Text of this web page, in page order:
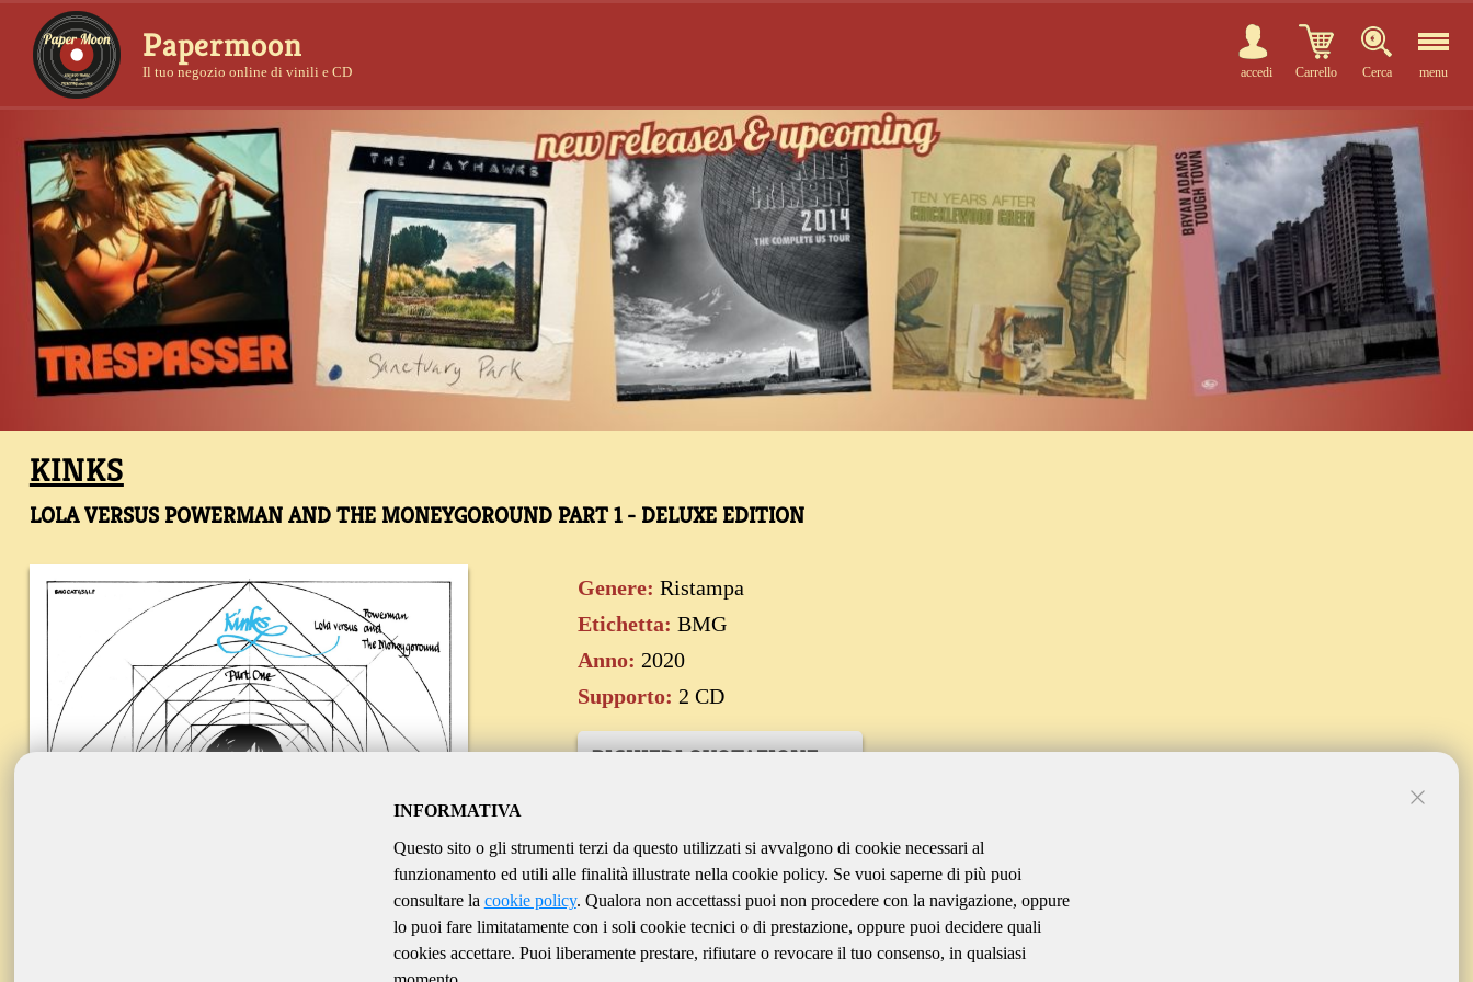
Papermoon
Il tuo negozio online di vinili e CD accedi Carrello Cerca menu
KINKS
LOLA VERSUS POWERMAN AND THE MONEYGOROUND PART 1 - DELUXE EDITION
Genere: Ristampa
Etichetta: BMG
Anno: 2020
Supporto: 2 CD
RICHIEDI QUOTAZIONE
CONTATTACI
INFORMATIVA
Questo sito o gli strumenti terzi da questo utilizzati si avvalgono di cookie necessari al
funzionamento ed utili alle finalità illustrate nella cookie policy. Se vuoi saperne di più puoi
consultare la cookie policy. Qualora non accettassi puoi non procedere con la navigazione, oppure
lo puoi fare limitatamente con i soli cookie tecnici o di prestazione, oppure puoi decidere quali
cookies accettare. Puoi liberamente prestare, rifiutare o revocare il tuo consenso, in qualsiasi